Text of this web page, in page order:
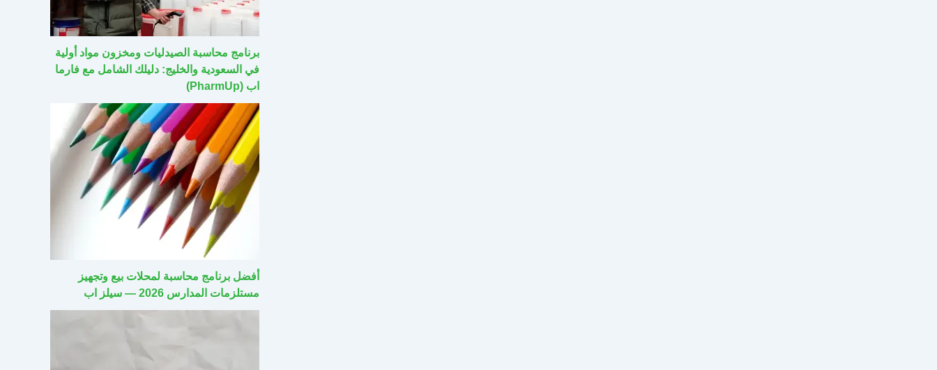
برنامج محاسبة الصيدليات ومخزون مواد أولية
في السعودية والخليج: دليلك الشامل مع فارما
اب (PharmUp)
أفضل برنامج محاسبة لمحلات بيع وتجهيز
مستلزمات المدارس 2026 — سيلز اب